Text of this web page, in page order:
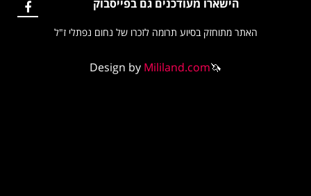
הישארו מעודכנים גם בפייסבוק
האתר מתוחזק בסיוע תרומה לזכרו של נחום נפתלי ז"ל
Design byMililand.com